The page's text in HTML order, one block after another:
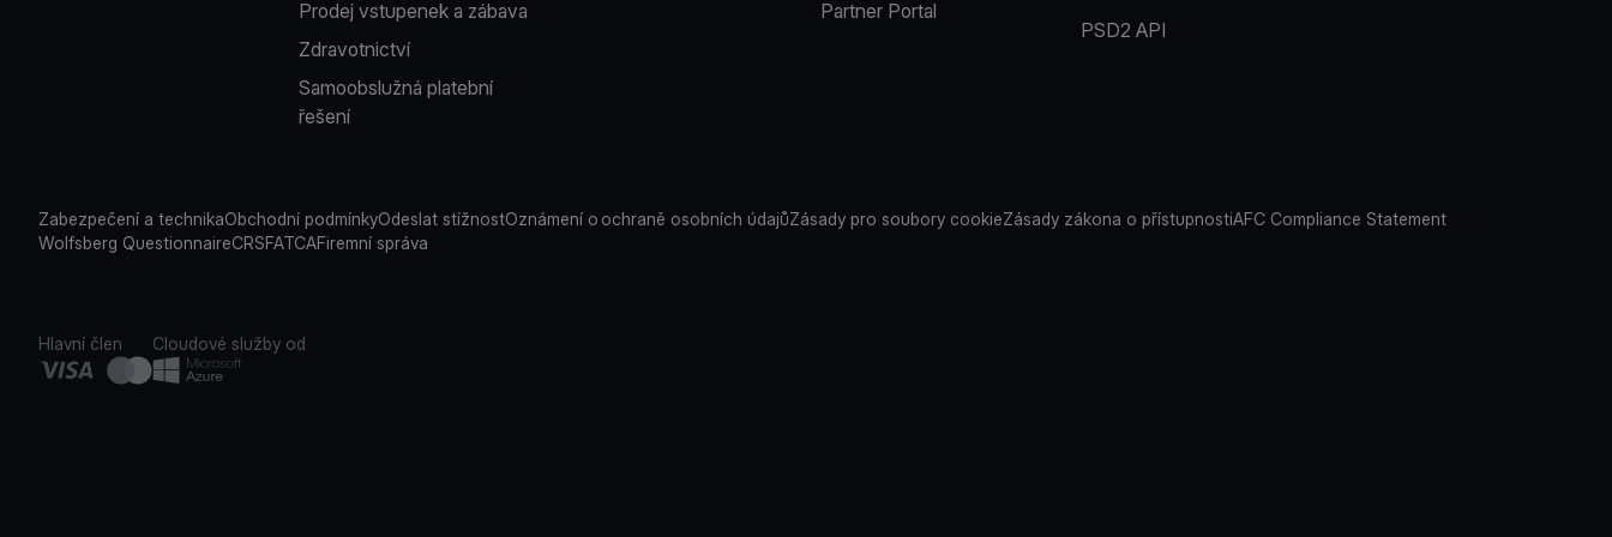
Prodej vstupenek a zábava
Zdravotnictví
Samoobslužná platební
řešení
Partner Portal
PSD2 API
Zabezpečení a technikaObchodní podmínkyOdeslat stížnostOznámení o ochraně osobních údajůZásady pro soubory cookieZásady zákona o přístupnostiAFC Compliance Statement
Wolfsberg QuestionnaireCRSFATCAFiremní správa
Hlavní člen Cloudové služby od